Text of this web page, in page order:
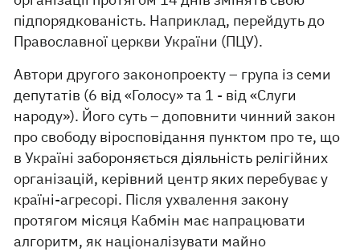
підпорядкованість. Наприклад, перейдуть до
Православної церкви України (ПЦУ).
Автори другого законопроекту – група із семи
депутатів (6 від «Голосу» та 1 - від «Слуги
народу»). Його суть – доповнити чинний закон
про свободу віросповідання пунктом про те, що
в Україні забороняється діяльність релігійних
організацій, керівний центр яких перебуває у
країні-агресорі. Після ухвалення закону
протягом місяця Кабмін має напрацювати
алгоритм, як націоналізувати майно